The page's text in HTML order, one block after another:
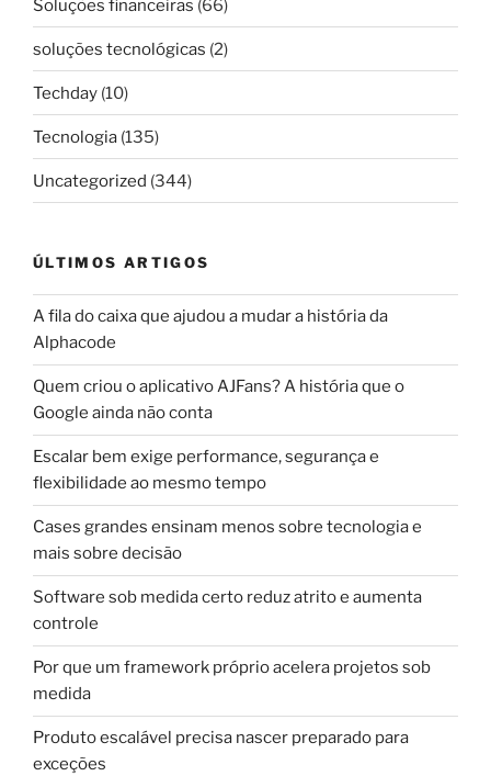
Soluções financeiras (66)
soluções tecnológicas (2)
Techday (10)
Tecnologia (135)
Uncategorized (344)
ÚLTIMOS ARTIGOS
A fila do caixa que ajudou a mudar a história da
Alphacode
Quem criou o aplicativo AJFans? A história que o
Google ainda não conta
Escalar bem exige performance, segurança e
flexibilidade ao mesmo tempo
Cases grandes ensinam menos sobre tecnologia e
mais sobre decisão
Software sob medida certo reduz atrito e aumenta
controle
Por que um framework próprio acelera projetos sob
medida
Produto escalável precisa nascer preparado para
exceções